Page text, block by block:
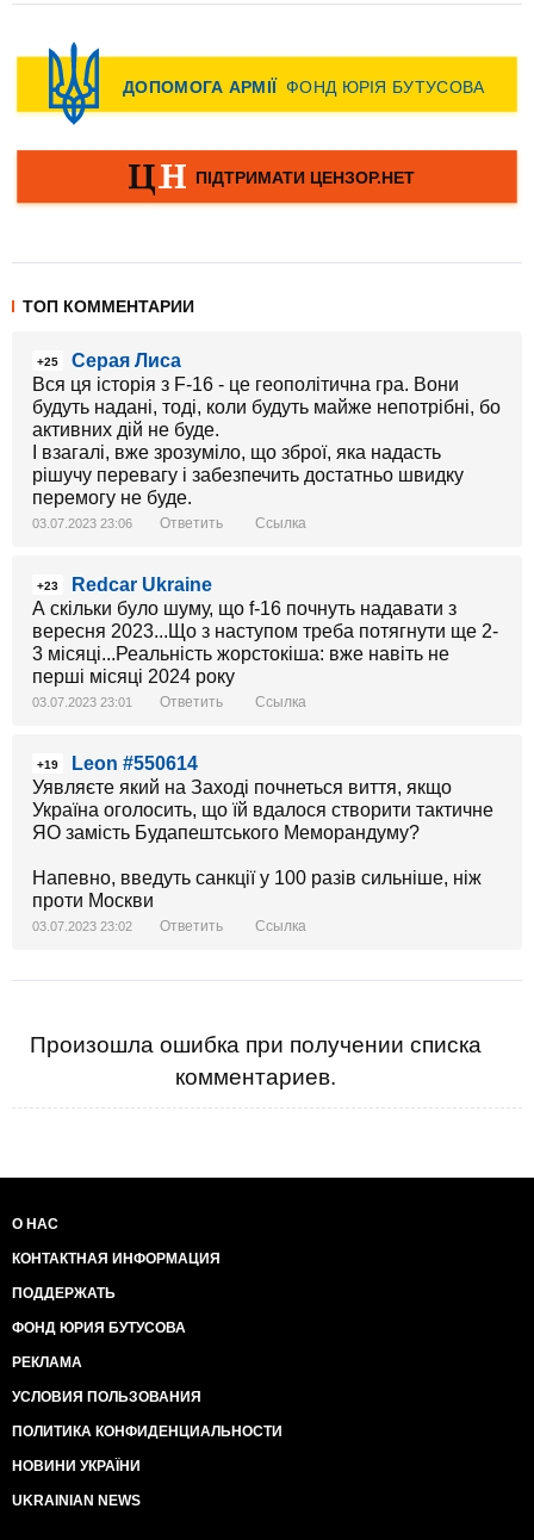
ТОП КОММЕНТАРИИ
+25
Серая Лиса
Вся ця історія з F-16 - це геополітична гра. Вони
будуть надані, тоді, коли будуть майже непотрібні, бо
активних дій не буде.
І взагалі, вже зрозуміло, що зброї, яка надасть
рішучу перевагу і забезпечить достатньо швидку
перемогу не буде.
03.07.2023 23:06 Ответить Ссылка
+23
Redcar Ukraine
А скільки було шуму, що f-16 почнуть надавати з
вересня 2023...Що з наступом треба потягнути ще 2-
3 місяці...Реальність жорстокіша: вже навіть не
перші місяці 2024 року
03.07.2023 23:01 Ответить Ссылка
+19
Leon #550614
Уявляєте який на Заході почнеться виття, якщо
Україна оголосить, що їй вдалося створити тактичне
ЯО замість Будапештського Меморандуму?
Напевно, введуть санкції у 100 разів сильніше, ніж
проти Москви
03.07.2023 23:02 Ответить Ссылка
Произошла ошибка при получении списка
комментариев.
О НАС
КОНТАКТНАЯ ИНФОРМАЦИЯ
ПОДДЕРЖАТЬ
ФОНД ЮРИЯ БУТУСОВА
РЕКЛАМА
УСЛОВИЯ ПОЛЬЗОВАНИЯ
ПОЛИТИКА КОНФИДЕНЦИАЛЬНОСТИ
НОВИНИ УКРАЇНИ
UKRAINIAN NEWS